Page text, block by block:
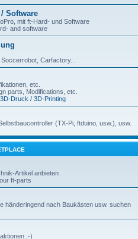
Software
mit ft-Hard- und Software
and software
Carfactory...
etc.
parts, Modifications, etc.
Druck / 3D-Printing
(TX-Pi, ftduino, usw.), usw.
Artikel anbieten
ft-parts
händeringend nach Baukästen usw. suchen
;-)